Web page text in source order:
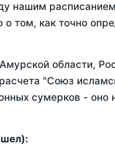
нашим
том, как точно
области,
"Союз
сумерков -